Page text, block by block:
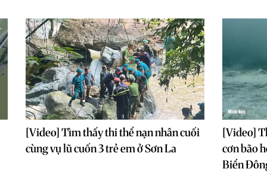
[Video] Tìm thấy thi thể nạn nhân cuối
cùng vụ lũ cuốn 3 trẻ em ở Sơn La
[Video]
cơn bão
Biển